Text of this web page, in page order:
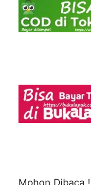
Mohon Dibaca !